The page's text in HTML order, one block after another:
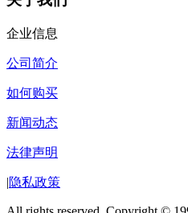
企业信息
公司简介
如何购买
新闻动态
法律声明
|隐私政策